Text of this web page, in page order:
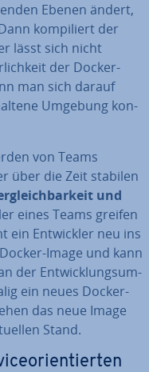
Ebenen ändert,
kom­pi­liert der
lässt sich nicht
der Docker-
man sich darauf
Umgebung kon­
von Teams
über die Zeit stabilen
und
eines Teams greifen
ein Ent­wick­ler neu ins
Image und kann
der Ent­wick­lungs­um­
ein neues Docker-
das neue Image
Stand.